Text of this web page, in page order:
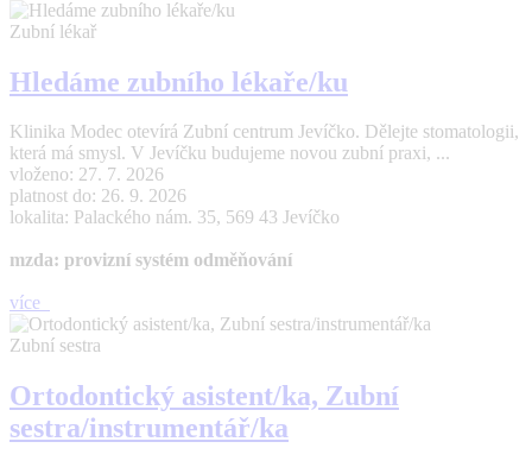
Zubní lékař
Hledáme zubního lékaře/ku
Klinika Modec otevírá Zubní centrum Jevíčko. Dělejte stomatologii,
která má smysl. V Jevíčku budujeme novou zubní praxi, ...
vloženo: 27. 7. 2026
platnost do: 26. 9. 2026
lokalita: Palackého nám. 35, 569 43 Jevíčko
mzda: provizní systém odměňování
více
Zubní sestra
Ortodontický asistent/ka, Zubní
sestra/instrumentář/ka